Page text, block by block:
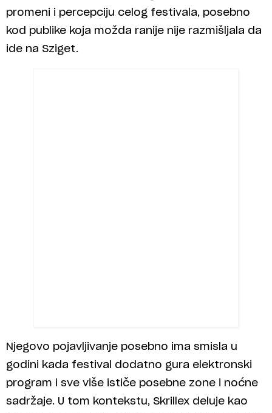
promeni i percepciju celog festivala, posebno
kod publike koja možda ranije nije razmišljala da
ide na Sziget.
Njegovo pojavljivanje posebno ima smisla u
godini kada festival dodatno gura elektronski
program i sve više ističe posebne zone i noćne
sadržaje. U tom kontekstu, Skrillex deluje kao